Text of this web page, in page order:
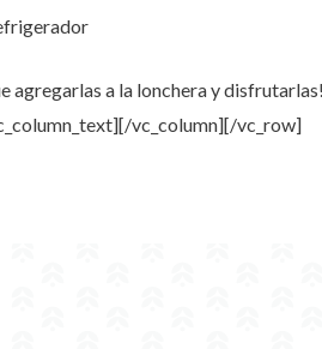
agregarlas a la lonchera y
vc_column][/vc_row]